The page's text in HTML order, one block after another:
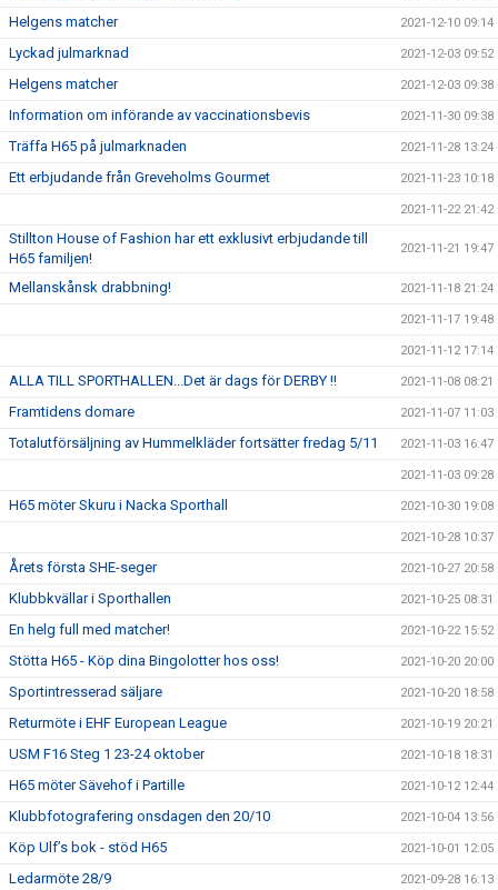
Helgens matcher 2021-12-10 09:14
Lyckad julmarknad 2021-12-03 09:52
Helgens matcher 2021-12-03 09:38
Information om införande av vaccinationsbevis 2021-11-30 09:38
Träffa H65 på julmarknaden 2021-11-28 13:24
Ett erbjudande från Greveholms Gourmet 2021-11-23 10:18
2021-11-22 21:42
Stillton House of Fashion har ett exklusivt erbjudande till
H65 familjen!
2021-11-21 19:47
Mellanskånsk drabbning! 2021-11-18 21:24
2021-11-17 19:48
2021-11-12 17:14
ALLA TILL SPORTHALLEN...Det är dags för DERBY !! 2021-11-08 08:21
Framtidens domare 2021-11-07 11:03
Totalutförsäljning av Hummelkläder fortsätter fredag 5/11 2021-11-03 16:47
2021-11-03 09:28
H65 möter Skuru i Nacka Sporthall 2021-10-30 19:08
2021-10-28 10:37
Årets första SHE-seger 2021-10-27 20:58
Klubbkvällar i Sporthallen 2021-10-25 08:31
En helg full med matcher! 2021-10-22 15:52
Stötta H65 - Köp dina Bingolotter hos oss! 2021-10-20 20:00
Sportintresserad säljare 2021-10-20 18:58
Returmöte i EHF European League 2021-10-19 20:21
USM F16 Steg 1 23-24 oktober 2021-10-18 18:31
H65 möter Sävehof i Partille 2021-10-12 12:44
Klubbfotografering onsdagen den 20/10 2021-10-04 13:56
Köp Ulf’s bok - stöd H65 2021-10-01 12:05
Ledarmöte 28/9 2021-09-28 16:13